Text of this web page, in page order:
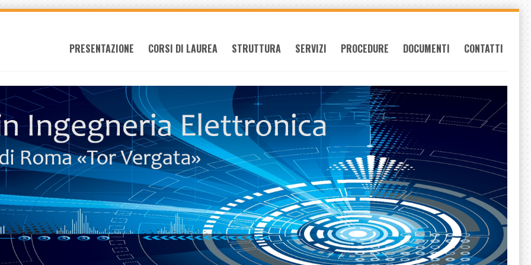
PRESENTAZIONE CORSI DI LAUREA STRUTTURA SERVIZI PROCEDURE DOCUMENTI CONTATTI